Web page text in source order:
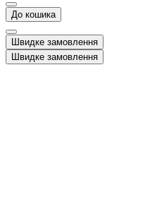
До кошика
Швидке замовлення
Швидке замовлення